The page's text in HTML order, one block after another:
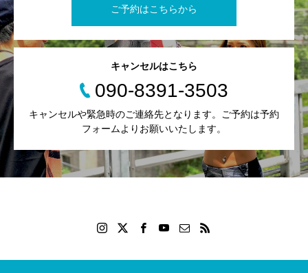
ご予約はこちらから
キャンセルはこちら
090-8391-3503
キャンセルや緊急時のご連絡先となります。ご予約は予約
フォームよりお願いいたします。